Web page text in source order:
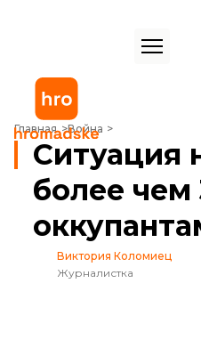
Главная Война
Ситуация на фронте: Генштаб
Ситуация
более чем
Виктория Коломиец
Журналистка